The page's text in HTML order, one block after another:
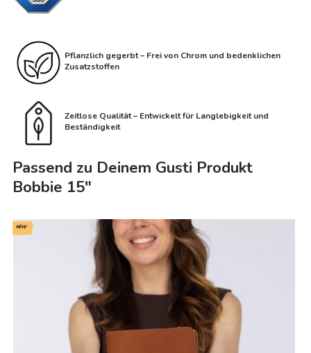
Pflanzlich gegerbt – Frei von Chrom und bedenklichen
Zusatzstoffen
Zeitlose Qualität – Entwickelt für Langlebigkeit und
Beständigkeit
Passend zu Deinem Gusti Produkt
Bobbie 15"
new